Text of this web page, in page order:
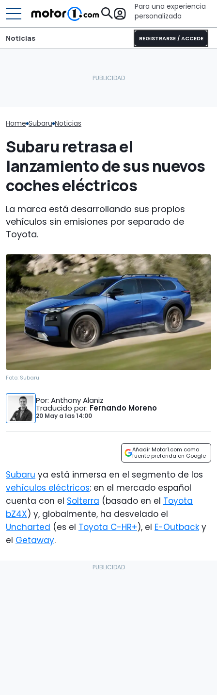
Para una experiencia
personalizada
REGISTRARSE / ACCEDE
Noticias
Home Subaru Noticias
Subaru retrasa el
lanzamiento de sus nuevos
coches eléctricos
La marca está desarrollando sus propios
vehículos sin emisiones por separado de
Toyota.
Foto: Subaru
Por: Anthony Alaniz
Traducido por: Fernando Moreno
20 May a las14:00
Añadir Motor1.com como
fuente preferida en Google
Subaru ya está inmersa en el segmento de los
vehículos eléctricos: en el mercado español
cuenta con el Solterra (basado en el Toyota
bZ4X) y, globalmente, ha desvelado el
Uncharted (es el Toyota C-HR+), el E-Outback y
el Getaway.